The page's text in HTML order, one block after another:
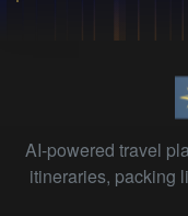
AI-powered travel
itineraries, packing